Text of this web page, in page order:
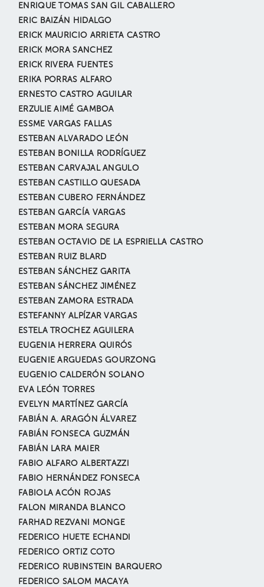
ENRIQUE TOMAS SAN GIL CABALLERO
ERIC BAIZÁN HIDALGO
ERICK MAURICIO ARRIETA CASTRO
ERICK MORA SANCHEZ
ERICK RIVERA FUENTES
ERIKA PORRAS ALFARO
ERNESTO CASTRO AGUILAR
ERZULIE AIMÉ GAMBOA
ESSME VARGAS FALLAS
ESTEBAN ALVARADO LEÓN
ESTEBAN BONILLA RODRÍGUEZ
ESTEBAN CARVAJAL ANGULO
ESTEBAN CASTILLO QUESADA
ESTEBAN CUBERO FERNÁNDEZ
ESTEBAN GARCÍA VARGAS
ESTEBAN MORA SEGURA
ESTEBAN OCTAVIO DE LA ESPRIELLA CASTRO
ESTEBAN RUIZ BLARD
ESTEBAN SÁNCHEZ GARITA
ESTEBAN SÁNCHEZ JIMÉNEZ
ESTEBAN ZAMORA ESTRADA
ESTEFANNY ALPÍZAR VARGAS
ESTELA TROCHEZ AGUILERA
EUGENIA HERRERA QUIRÓS
EUGENIE ARGUEDAS GOURZONG
EUGENIO CALDERÓN SOLANO
EVA LEÓN TORRES
EVELYN MARTÍNEZ GARCÍA
FABIÁN A. ARAGÓN ÁLVAREZ
FABIÁN FONSECA GUZMÁN
FABIÁN LARA MAIER
FABIO ALFARO ALBERTAZZI
FABIO HERNÁNDEZ FONSECA
FABIOLA ACÓN ROJAS
FALON MIRANDA BLANCO
FARHAD REZVANI MONGE
FEDERICO HUETE ECHANDI
FEDERICO ORTIZ COTO
FEDERICO RUBINSTEIN BARQUERO
FEDERICO SALOM MACAYA